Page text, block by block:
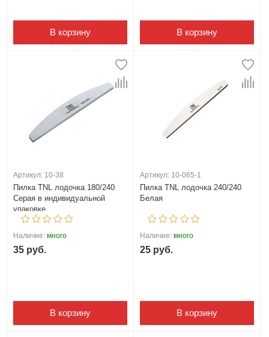
В корзину В корзину
Артикул: 10-38
Пилка TNL лодочка 180/240
Серая в индивидуальной
упаковке
Наличие: много
35 руб.
В корзину
Артикул: 10-065-1
Пилка TNL лодочка 240/240
Белая
Наличие: много
25 руб.
В корзину